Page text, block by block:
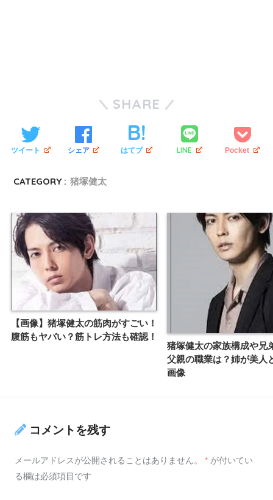
SHARE
ツイート シェア はてブ LINE Pocket
CATEGORY : 猪塚健太
【画像】猪塚健太の筋肉がすごい！
腹筋もヤバい？筋トレ方法も確認！
猪塚健太の家族構成や兄
父親の職業は？姉が美人
画像
コメントを残す
メールアドレスが公開されることはありません。 * が付いてい
る欄は必須項目です